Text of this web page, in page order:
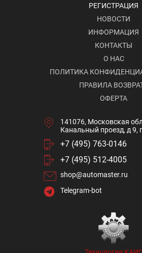
РЕГИСТРАЦИЯ
НОВОСТИ
ИНФОРМАЦИЯ
КОНТАКТЫ
О НАС
ПОЛИТИКА
ПРАВИЛА
ОФЕРТА
141076, Московская
Канальный проезд, д 9,
+7 (495) 763-0146
+7 (495) 512-4005
shop@automaster.ru
Telegram-bot